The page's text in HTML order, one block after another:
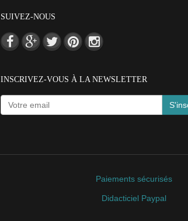
SUIVEZ-NOUS
INSCRIVEZ-VOUS À LA NEWSLETTER
Paiements sécurisés
Didacticiel Paypal